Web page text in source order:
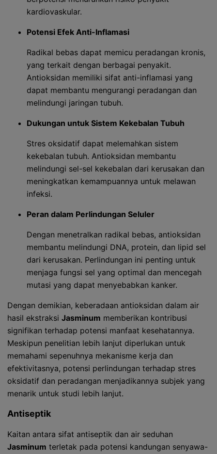
kardiovaskular.
Potensi Efek Anti-Inflamasi
Radikal bebas dapat memicu peradangan kronis,
yang terkait dengan berbagai penyakit.
Antioksidan memiliki sifat anti-inflamasi yang
dapat membantu mengurangi peradangan dan
melindungi jaringan tubuh.
Dukungan untuk Sistem Kekebalan Tubuh
Stres oksidatif dapat melemahkan sistem
kekebalan tubuh. Antioksidan membantu
melindungi sel-sel kekebalan dari kerusakan dan
meningkatkan kemampuannya untuk melawan
infeksi.
Peran dalam Perlindungan Seluler
Dengan menetralkan radikal bebas, antioksidan
membantu melindungi DNA, protein, dan lipid sel
dari kerusakan. Perlindungan ini penting untuk
menjaga fungsi sel yang optimal dan mencegah
mutasi yang dapat menyebabkan kanker.
Dengan demikian, keberadaan antioksidan dalam air
hasil ekstraksi Jasminum memberikan kontribusi
signifikan terhadap potensi manfaat kesehatannya.
Meskipun penelitian lebih lanjut diperlukan untuk
memahami sepenuhnya mekanisme kerja dan
efektivitasnya, potensi perlindungan terhadap stres
oksidatif dan peradangan menjadikannya subjek yang
menarik untuk studi lebih lanjut.
Antiseptik
Kaitan antara sifat antiseptik dan air seduhan
Jasminum terletak pada potensi kandungan senyawa-